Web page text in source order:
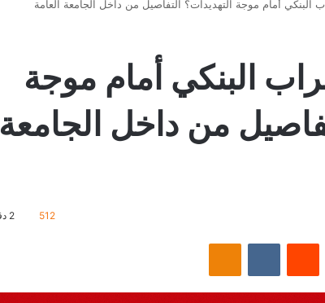
البنكي أمام موجة التهديدات؟ التفاصيل من داخل الجامعة العامة
البنكي أمام موجة
من داخل الجامعة
512 2 دقائق
بينتيريست